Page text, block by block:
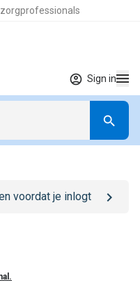
Sign in
voordat je inlogt